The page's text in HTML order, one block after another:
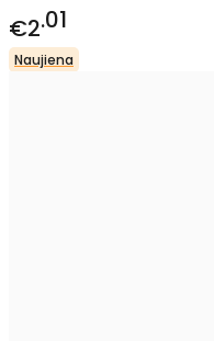
€2 01
Naujiena